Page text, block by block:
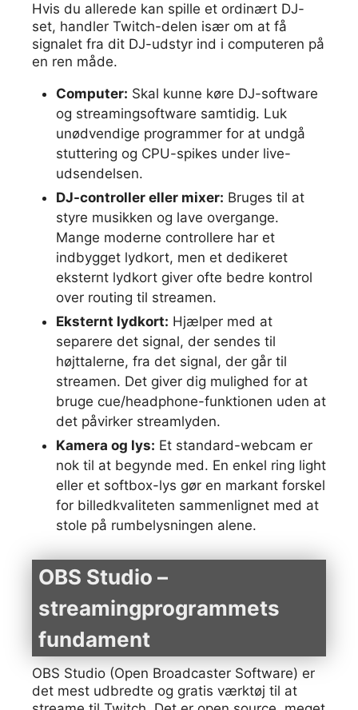
Hvis du allerede kan spille et ordinært DJ-
set, handler Twitch-delen især om at få
signalet fra dit DJ-udstyr ind i computeren på
en ren måde.
Computer: Skal kunne køre DJ-software
og streamingsoftware samtidig. Luk
unødvendige programmer for at undgå
stuttering og CPU-spikes under live-
udsendelsen.
DJ-controller eller mixer: Bruges til at
styre musikken og lave overgange.
Mange moderne controllere har et
indbygget lydkort, men et dedikeret
eksternt lydkort giver ofte bedre kontrol
over routing til streamen.
Eksternt lydkort: Hjælper med at
separere det signal, der sendes til
højttalerne, fra det signal, der går til
streamen. Det giver dig mulighed for at
bruge cue/headphone-funktionen uden at
det påvirker streamlyden.
Kamera og lys: Et standard-webcam er
nok til at begynde med. En enkel ring light
eller et softbox-lys gør en markant forskel
for billedkvaliteten sammenlignet med at
stole på rumbelysningen alene.
OBS Studio –
streamingprogrammets
fundament
OBS Studio (Open Broadcaster Software) er
det mest udbredte og gratis værktøj til at